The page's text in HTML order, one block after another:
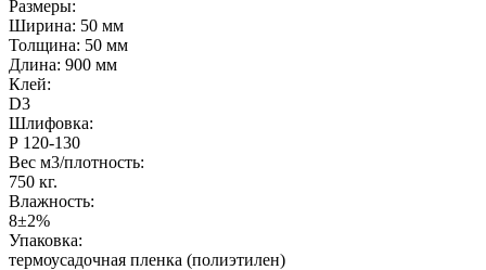
Размеры:
Ширина: 50 мм
Толщина: 50 мм
Длина: 900 мм
Клей:
D3
Шлифовка:
Р 120-130
Вес м3/плотность:
750 кг.
Влажность:
8±2%
Упаковка:
термоусадочная пленка (полиэтилен)